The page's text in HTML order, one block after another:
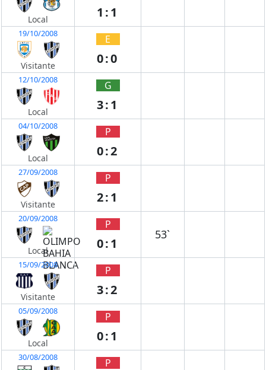
Local 1:1
19/10/2008
Visitante
E
0:0
12/10/2008
Local
G
3:1
04/10/2008
Local
P
0:2
27/09/2008
Visitante
P
2:1
20/09/2008
Local
P
0:1
53`
15/09/2008
Visitante
P
3:2
05/09/2008
Local
P
0:1
30/08/2008 P